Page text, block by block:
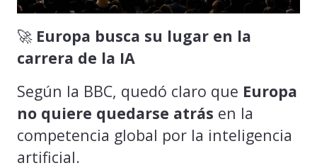
🚀Europa busca su lugar en la
carrera de la IA
Según la BBC, quedó claro que Europa
no quiere quedarse atrás en la
competencia global por la inteligencia
artificial.